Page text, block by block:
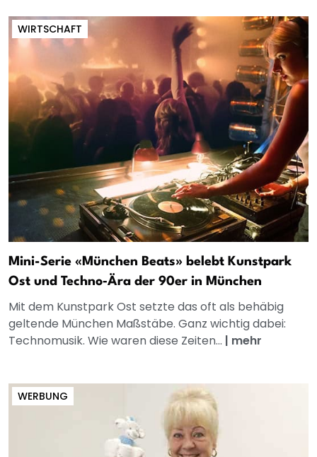
WIRTSCHAFT
Mini-Serie «München Beats» belebt Kunstpark
Ost und Techno‑Ära der 90er in München
Mit dem Kunstpark Ost setzte das oft als behäbig
geltende München Maßstäbe. Ganz wichtig dabei:
Technomusik. Wie waren diese Zeiten... | mehr
WERBUNG